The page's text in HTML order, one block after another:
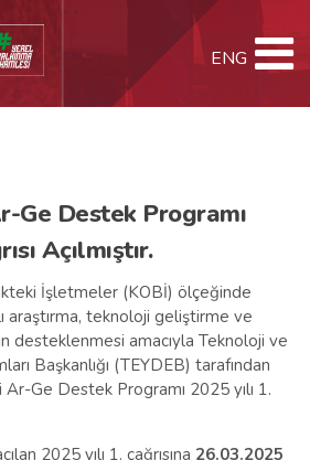
ENG
Ge Destek Programı
Açılmıştır.
İşletmeler (KOBİ) ölçeğinde
araştırma, teknoloji geliştirme ve
desteklenmesi amacıyla Teknoloji ve
Başkanlığı (TEYDEB) tarafından
Ge Destek Programı 2025 yılı 1.
2025 yılı 1. çağrısına 26.03.2025